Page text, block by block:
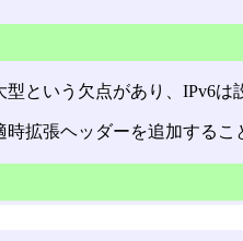
という欠点があり、IPv6は
拡張ヘッダーを追加する